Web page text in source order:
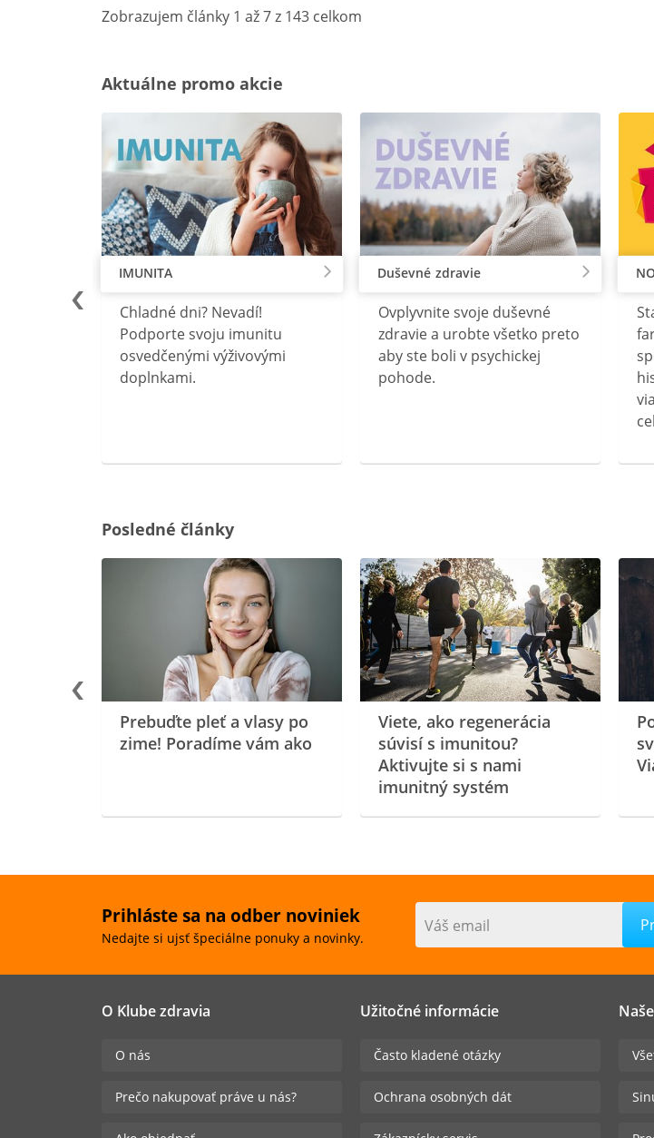
Zobrazujem články 1 až 7 z 143 celkom
Aktuálne promo akcie
IMUNITA
Chladné dni? Nevadí!
Podporte svoju imunitu
osvedčenými výživovými
doplnkami.
Duševné zdravie
Ovplyvnite svoje duševné
zdravie a urobte všetko preto
aby ste boli v psychickej
pohode.
Posledné články
Prebuďte pleť a vlasy po
zime! Poradíme vám ako
Viete, ako regenerácia
súvisí s imunitou?
Aktivujte si s nami
imunitný systém
Prihláste sa na odber noviniek
Nedajte si ujsť špeciálne ponuky a novinky.
Váš email
O Klube zdravia
O nás
Prečo nakupovať práve u nás?
Užitočné informácie
Často kladené otázky
Ochrana osobných dát